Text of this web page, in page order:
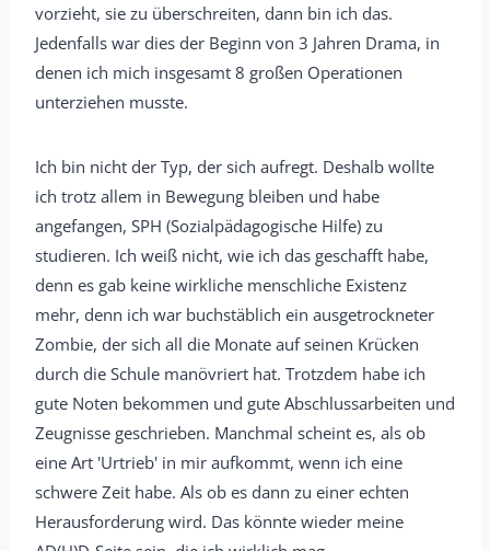
vorzieht, sie zu überschreiten, dann bin ich das.
Jedenfalls war dies der Beginn von 3 Jahren Drama, in
denen ich mich insgesamt 8 großen Operationen
unterziehen musste.
Ich bin nicht der Typ, der sich aufregt. Deshalb wollte
ich trotz allem in Bewegung bleiben und habe
angefangen, SPH (Sozialpädagogische Hilfe) zu
studieren. Ich weiß nicht, wie ich das geschafft habe,
denn es gab keine wirkliche menschliche Existenz
mehr, denn ich war buchstäblich ein ausgetrockneter
Zombie, der sich all die Monate auf seinen Krücken
durch die Schule manövriert hat. Trotzdem habe ich
gute Noten bekommen und gute Abschlussarbeiten und
Zeugnisse geschrieben. Manchmal scheint es, als ob
eine Art 'Urtrieb' in mir aufkommt, wenn ich eine
schwere Zeit habe. Als ob es dann zu einer echten
Herausforderung wird. Das könnte wieder meine